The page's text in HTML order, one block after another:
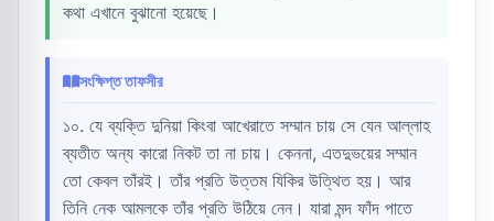
কথা এখানে বুঝানো হয়েছে।
সংক্ষিপ্ত তাফসীর
১০. যে ব্যক্তি দুনিয়া কিংবা আখেরাতে সম্মান চায় সে যেন আল্লাহ
ব্যতীত অন্য কারো নিকট তা না চায়। কেননা, এতদুভয়ের সম্মান
তো কেবল তাঁরই। তাঁর প্রতি উত্তম যিকির উত্থিত হয়। আর
তিনি নেক আমলকে তাঁর প্রতি উঠিয়ে নেন। যারা মন্দ ফাঁদ পাতে